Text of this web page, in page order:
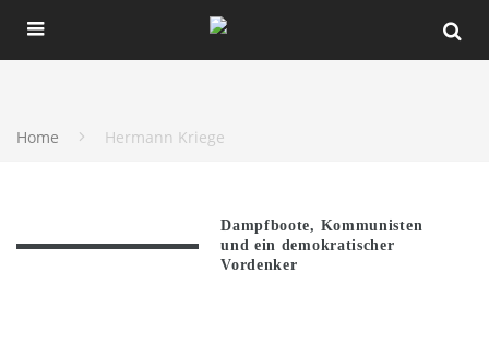
Home Hermann Kriege
Dampfboote, Kommunisten
und ein demokratischer
Vordenker